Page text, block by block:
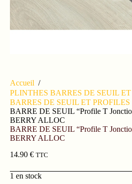
Accueil /
PLINTHES BARRES DE SEUIL ET
BARRES DE SEUIL ET PROFILES
BARRE DE SEUIL “Profile T
BERRY ALLOC
BARRE DE SEUIL “Profile T
BERRY ALLOC
14.90 € TTC
1 en stock